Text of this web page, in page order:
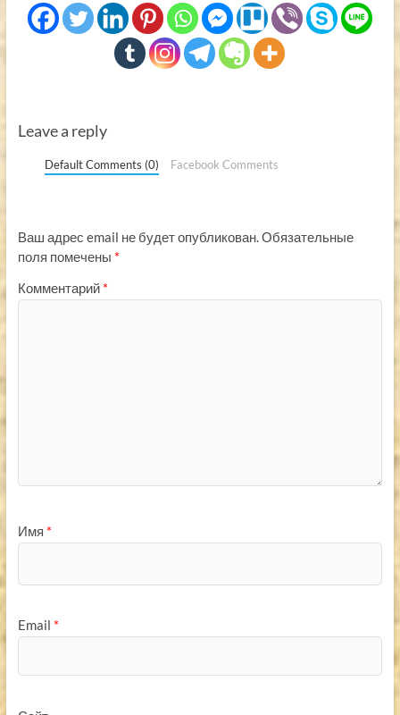
Leave a reply
Default Comments (0) Facebook Comments
Ваш адрес email не будет опубликован.Обязательные
поля помечены *
Комментарий *
Имя *
Email *